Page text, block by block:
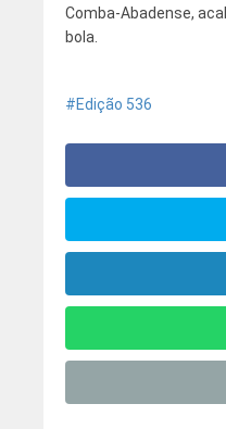
Comba-Abadense,
bola.
Edição 536